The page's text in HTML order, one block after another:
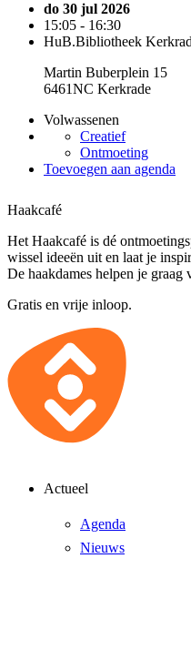
do 30 jul 2026
15:05 - 16:30
HuB.Bibliotheek
Martin Buberplein 15
6461NC Kerkrade
Volwassenen
Creatief
Ontmoeting
Toevoegen aan agenda
Haakcafé
Het Haakcafé is dé
wissel ideeën uit en laat je
De haakdames helpen je
Gratis en vrije inloop.
Actueel
Agenda
Nieuws